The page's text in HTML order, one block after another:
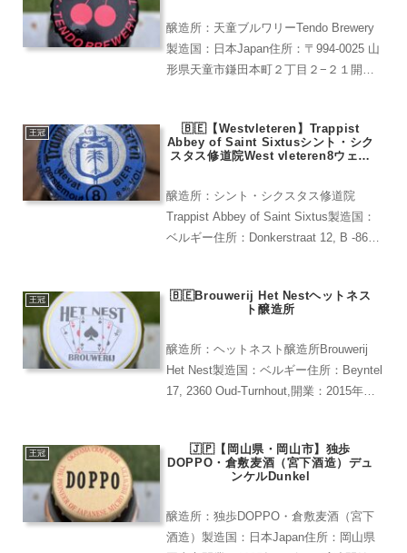
醸造所：天童ブルワリーTendo Brewery
製造国：日本Japan住所：〒994-0025 山
形県天童市鎌田本町２丁目２−２１開
らんぼの王様“佐藤錦”を贅沢に...
王冠
🇧🇪【Westvleteren】Trappist
Abbey of Saint Sixtusシント・シク
スタス修道院West vleteren8ウェス
醸造所：シント・シクスタス修道院
Trappist Abbey of Saint Sixtus製造国：
ベルギー住所：Donkerstraat 12, B -8640
王冠
🇧🇪Brouwerij Het Nestヘットネス
ト醸造所
醸造所：ヘットネスト醸造所Brouwerij
Het Nest製造国：ベルギー住所：Beyntel
17, 2360 Oud-Turnhout,開業：2015年レ
バー。青...
王冠
🇯🇵【岡山県・岡山市】独歩
DOPPO・倉敷麦酒（宮下酒造）デュ
ンケルDunkel
醸造所：独歩DOPPO・倉敷麦酒（宮下
酒造）製造国：日本Japan住所：岡山県